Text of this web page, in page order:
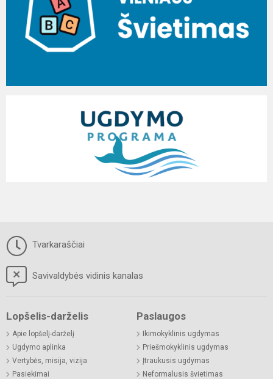
Tvarkaraščiai
Savivaldybės vidinis kanalas
Lopšelis-darželis
Apie lopšelį-darželį
Ugdymo aplinka
Vertybės, misija, vizija
Pasiekimai
Paslaugos
Ikimokyklinis ugdymas
Priešmokyklinis ugdymas
Įtraukusis ugdymas
Neformalusis švietimas